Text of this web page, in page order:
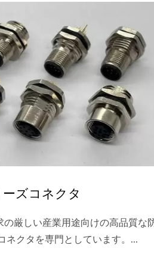
ズコネクタ
の厳しい産業用途向けの高品質な
ネクタを専門としています。...